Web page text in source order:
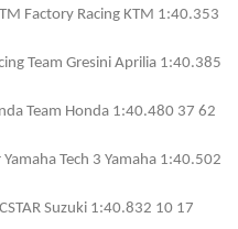
Factory Racing KTM 1:40.353
Team Gresini Aprilia 1:40.385
Team Honda 1:40.480 37 62
Tech 3 Yamaha 1:40.502
Suzuki 1:40.832 10 17